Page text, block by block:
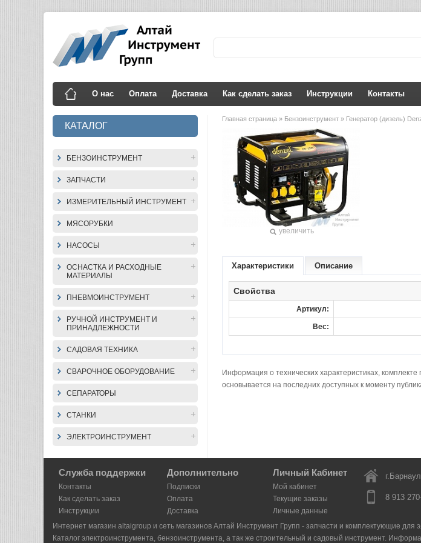
О нас Оплата Доставка Как сделать заказ Инструкции Контакты
КАТАЛОГ
БЕНЗОИНСТРУМЕНТ
ЗАПЧАСТИ
ИЗМЕРИТЕЛЬНЫЙ ИНСТРУМЕНТ
МЯСОРУБКИ
НАСОСЫ
ОСНАСТКА И РАСХОДНЫЕ
МАТЕРИАЛЫ
ПНЕВМОИНСТРУМЕНТ
РУЧНОЙ ИНСТРУМЕНТ И
ПРИНАДЛЕЖНОСТИ
САДОВАЯ ТЕХНИКА
СВАРОЧНОЕ ОБОРУДОВАНИЕ
СЕПАРАТОРЫ
СТАНКИ
ЭЛЕКТРОИНСТРУМЕНТ
Главная страница » Бензоинструмент » Генератор (дизель)
увеличить
Характеристики Описание
Свойства
Артикул:
Вес:
Информация о технических характеристиках,
основывается на последних доступных к моменту
Служба поддержки
Контакты
Как сделать заказ
Инструкции
Дополнительно
Подписки
Оплата
Доставка
Личный Кабинет
Мой кабинет
Текущие заказы
Личные данные
8 913
Интернет магазин altaigroup и сеть магазинов Алтай Инструмент Групп - запчасти и комплектующие для
Каталог электроинструмента, бензоинструмента, а так же строительный и садовый инструмент.